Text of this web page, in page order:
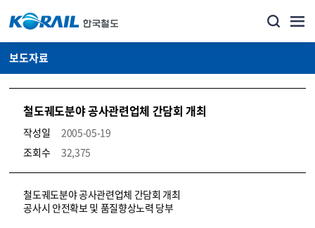
보도자료
철도궤도분야 공사관련업체 간담회 개최
작성일
2005-05-19
조회수
32,375
뉴스·홍보_보도자료 상세보기 – 내용, 파일, 담당자 연락처로 구성
철도궤도분야 공사관련업체 간담회 개최
공사시 안전확보 및 품질향상노력 당부